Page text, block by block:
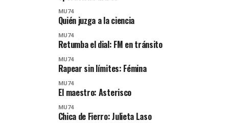
MU74
Quién juzga a la ciencia
MU74
Retumba el dial: FM en tránsito
MU74
Rapear sin límites: Fémina
MU74
El maestro: Asterisco
MU74
Chica de Fierro: Julieta Laso